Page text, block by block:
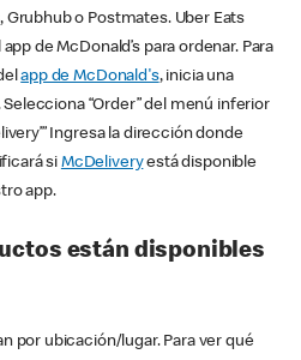
Grubhub o Postmates. Uber Eats
de McDonald’s para ordenar. Para
app de McDonald's, inicia una
“Order” del menú inferior
Ingresa la dirección donde
si McDeliveryestá disponible
app.
están disponibles
por ubicación/lugar. Para ver qué